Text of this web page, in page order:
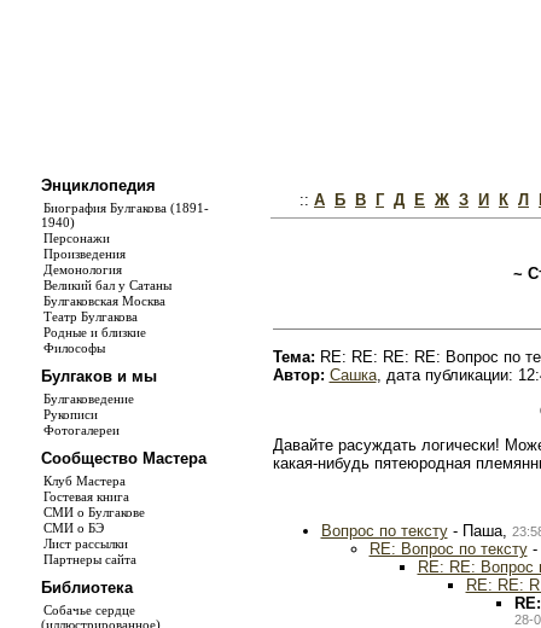
Энциклопедия
Биография Булгакова (1891-
1940)
Персонажи
Произведения
Демонология
Великий бал у Сатаны
Булгаковская Москва
Театр Булгакова
Родные и близкие
Философы
Булгаков и мы
Булгаковедение
Рукописи
Фотогалереи
Сообщество Мастера
Клуб Мастера
Гостевая книга
СМИ о Булгакове
СМИ о БЭ
Лист рассылки
Партнеры сайта
Библиотека
Собачье сердце
(иллюстрированное)
:: А Б В Г Д Е Ж З И К Л
~
Тема: RE: RE: RE: RE: Вопрос по
Автор: Сашка, дата публикации:
Давайте расуждать логически!
какая-нибудь пятеюродная
Вопрос по тексту- Паша,
RE: Вопрос по тексту-
RE: RE: Вопрос
RE: RE:
28-